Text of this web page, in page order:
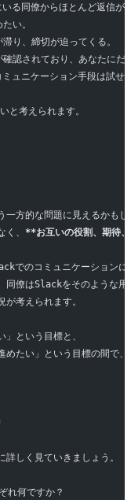
る同僚からほとんど返信が
い。
り、締切が迫ってくる。
認されており、あなたにだ
ュニケーション手段は試せ
と考えられます。
一方的な問題に見えるかも
、 **お互いの役割、期待
でのコミュニケーション
同僚はSlackをそのような用
考えられます。
という目標と、
めたい」という目標の間で
しく見ていきましょう。
れ何ですか？